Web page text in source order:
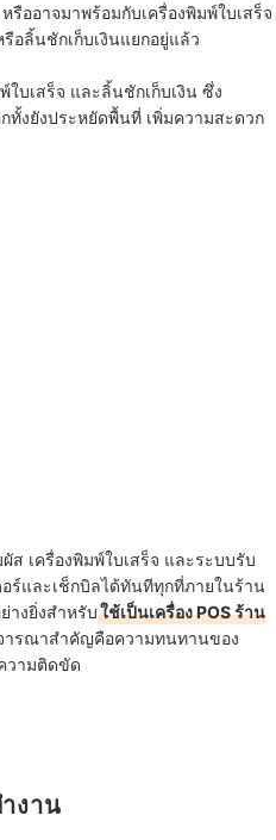
ออาจมาพร้อมกับเครื่องพิมพ์ใบเสร็จ
อลิ้นชักเก็บเงินแยกอยู่แล้ว
บเสร็จ และลิ้นชักเก็บเงิน ซึ่ง
งยังประหยัดพื้นที่ เพิ่มความสะดวก
ส เครื่องพิมพ์ใบเสร็จ และระบบรับ
อร์และเช็กบิลได้ทันทีทุกที่ภายในร้าน
างยิ่งสำหรับใช้เป็นเครื่อง POS ร้าน
ารณาสำคัญคือความทนทานของ
วามติดขัด
งาน